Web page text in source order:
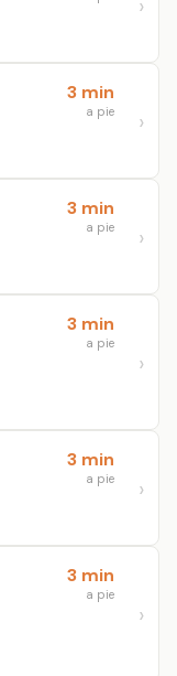
3 min
a pie
3 min
a pie
3 min
a pie
3 min
a pie
3 min
a pie